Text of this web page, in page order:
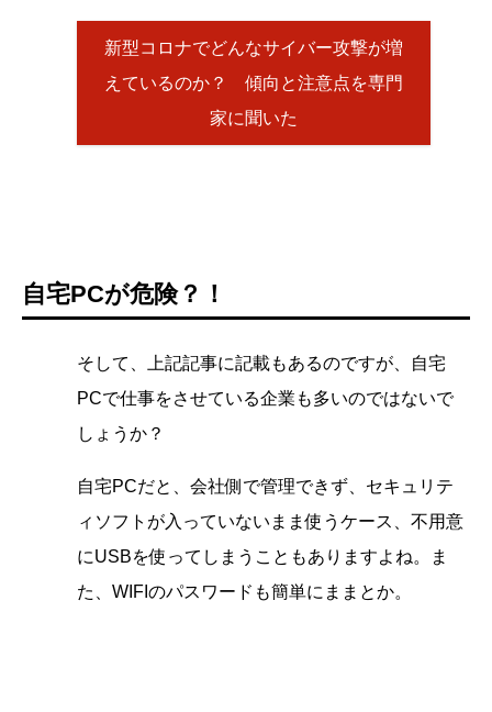
新型コロナでどんなサイバー攻撃が増
えているのか？ 傾向と注意点を専門
家に聞いた
自宅PCが危険？！
そして、上記記事に記載もあるのですが、自宅
PCで仕事をさせている企業も多いのではないで
しょうか？
自宅PCだと、会社側で管理できず、セキュリテ
ィソフトが入っていないまま使うケース、不用意
にUSBを使ってしまうこともありますよね。ま
た、WIFIのパスワードも簡単にままとか。